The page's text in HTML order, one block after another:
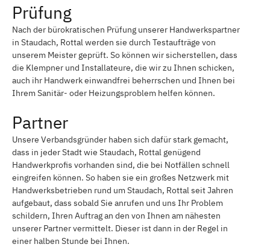
Prüfung
Nach der bürokratischen Prüfung unserer Handwerkspartner
in Staudach, Rottal werden sie durch Testaufträge von
unserem Meister geprüft. So können wir sicherstellen, dass
die Klempner und Installateure, die wir zu Ihnen schicken,
auch ihr Handwerk einwandfrei beherrschen und Ihnen bei
Ihrem Sanitär- oder Heizungsproblem helfen können.
Partner
Unsere Verbandsgründer haben sich dafür stark gemacht,
dass in jeder Stadt wie Staudach, Rottal genügend
Handwerkprofis vorhanden sind, die bei Notfällen schnell
eingreifen können. So haben sie ein großes Netzwerk mit
Handwerksbetrieben rund um Staudach, Rottal seit Jahren
aufgebaut, dass sobald Sie anrufen und uns Ihr Problem
schildern, Ihren Auftrag an den von Ihnen am nähesten
unserer Partner vermittelt. Dieser ist dann in der Regel in
einer halben Stunde bei Ihnen.